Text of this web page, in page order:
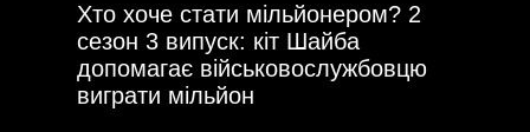
Хто хоче стати мільйонером? 2
сезон 3 випуск: кіт Шайба
допомагає військовослужбовцю
виграти мільйон